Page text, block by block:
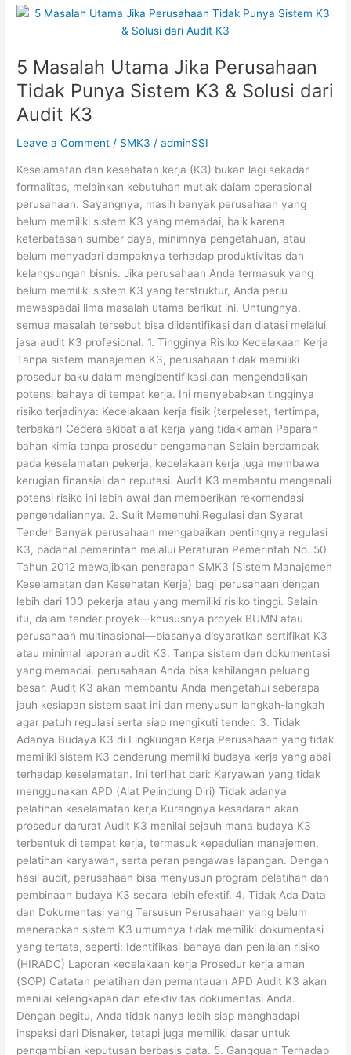
5 Masalah Utama Jika Perusahaan
Tidak Punya Sistem K3 & Solusi dari
Audit K3
Leave a Comment / SMK3 /adminSSI
Keselamatan dan kesehatan kerja (K3) bukan lagi sekadar
formalitas, melainkan kebutuhan mutlak dalam operasional
perusahaan. Sayangnya, masih banyak perusahaan yang
belum memiliki sistem K3 yang memadai, baik karena
keterbatasan sumber daya, minimnya pengetahuan, atau
belum menyadari dampaknya terhadap produktivitas dan
kelangsungan bisnis. Jika perusahaan Anda termasuk yang
belum memiliki sistem K3 yang terstruktur, Anda perlu
mewaspadai lima masalah utama berikut ini. Untungnya,
semua masalah tersebut bisa diidentifikasi dan diatasi melalui
jasa audit K3 profesional. 1. Tingginya Risiko Kecelakaan Kerja
Tanpa sistem manajemen K3, perusahaan tidak memiliki
prosedur baku dalam mengidentifikasi dan mengendalikan
potensi bahaya di tempat kerja. Ini menyebabkan tingginya
risiko terjadinya: Kecelakaan kerja fisik (terpeleset, tertimpa,
terbakar) Cedera akibat alat kerja yang tidak aman Paparan
bahan kimia tanpa prosedur pengamanan Selain berdampak
pada keselamatan pekerja, kecelakaan kerja juga membawa
kerugian finansial dan reputasi. Audit K3 membantu mengenali
potensi risiko ini lebih awal dan memberikan rekomendasi
pengendaliannya. 2. Sulit Memenuhi Regulasi dan Syarat
Tender Banyak perusahaan mengabaikan pentingnya regulasi
K3, padahal pemerintah melalui Peraturan Pemerintah No. 50
Tahun 2012 mewajibkan penerapan SMK3 (Sistem Manajemen
Keselamatan dan Kesehatan Kerja) bagi perusahaan dengan
lebih dari 100 pekerja atau yang memiliki risiko tinggi. Selain
itu, dalam tender proyek—khususnya proyek BUMN atau
perusahaan multinasional—biasanya disyaratkan sertifikat K3
atau minimal laporan audit K3. Tanpa sistem dan dokumentasi
yang memadai, perusahaan Anda bisa kehilangan peluang
besar. Audit K3 akan membantu Anda mengetahui seberapa
jauh kesiapan sistem saat ini dan menyusun langkah-langkah
agar patuh regulasi serta siap mengikuti tender. 3. Tidak
Adanya Budaya K3 di Lingkungan Kerja Perusahaan yang tidak
memiliki sistem K3 cenderung memiliki budaya kerja yang abai
terhadap keselamatan. Ini terlihat dari: Karyawan yang tidak
menggunakan APD (Alat Pelindung Diri) Tidak adanya
pelatihan keselamatan kerja Kurangnya kesadaran akan
prosedur darurat Audit K3 menilai sejauh mana budaya K3
terbentuk di tempat kerja, termasuk kepedulian manajemen,
pelatihan karyawan, serta peran pengawas lapangan. Dengan
hasil audit, perusahaan bisa menyusun program pelatihan dan
pembinaan budaya K3 secara lebih efektif. 4. Tidak Ada Data
dan Dokumentasi yang Tersusun Perusahaan yang belum
menerapkan sistem K3 umumnya tidak memiliki dokumentasi
yang tertata, seperti: Identifikasi bahaya dan penilaian risiko
(HIRADC) Laporan kecelakaan kerja Prosedur kerja aman
(SOP) Catatan pelatihan dan pemantauan APD Audit K3 akan
menilai kelengkapan dan efektivitas dokumentasi Anda.
Dengan begitu, Anda tidak hanya lebih siap menghadapi
inspeksi dari Disnaker, tetapi juga memiliki dasar untuk
pengambilan keputusan berbasis data. 5. Gangguan Terhadap
5
Jika
Perusahaan
Tidak
Punya
K3
&
Solusi
dari
Audit
K3